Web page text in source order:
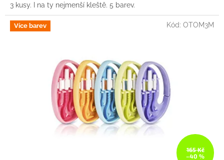
3 kusy. I na ty nejmenší kleště. 5 barev.
Více barev
165 Kč
–40 %
Kód: OTOM3M